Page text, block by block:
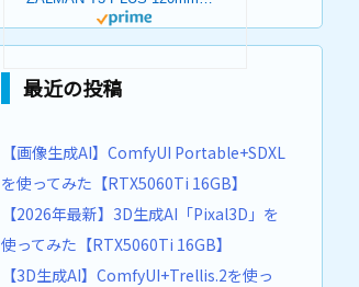
最近の投稿
【画像生成AI】ComfyUI Portable+SDXL
を使ってみた【RTX5060Ti 16GB】
【2026年最新】3D生成AI「Pixal3D」を
使ってみた【RTX5060Ti 16GB】
【3D生成AI】ComfyUI+Trellis.2を使っ